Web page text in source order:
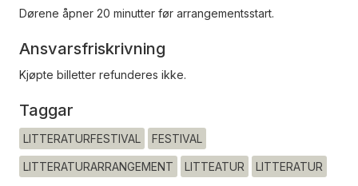
Dørene åpner 20 minutter før arrangementsstart.
Ansvarsfriskrivning
Kjøpte billetter refunderes ikke.
Taggar
LITTERATURFESTIVAL FESTIVAL
LITTERATURARRANGEMENT LITTEATUR LITTERATUR